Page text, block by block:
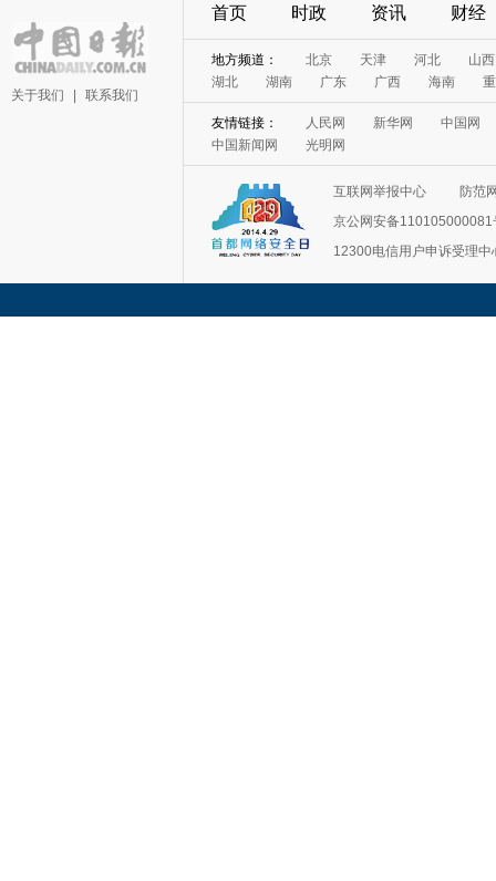
关于我们 联系我们
首页 时政 资讯 财经
地方频道： 北京 天津 河北
山西
湖北
湖南 广东 广西 海南
友情链接： 人民网 新华网
中国网
中国新闻网
光明网
互联网举报中心
防范
京公网安备110105000081
12300电信用户申诉受理中